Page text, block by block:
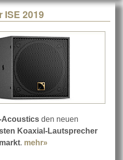
2019
Acoustics den neuen
Koaxial-Lautsprecher
. mehr» about L-Acoustics